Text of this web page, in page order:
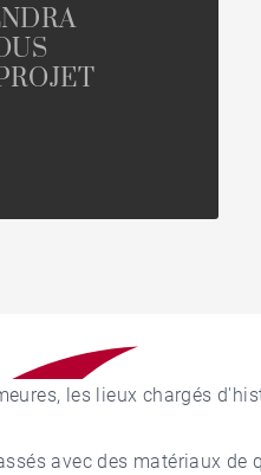
les lieux chargés
avec des matériaux